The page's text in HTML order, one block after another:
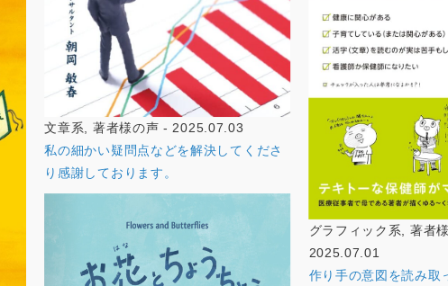
文章系, 著者様の声 - 2025.07.03
私の細かい疑問点などを解決してくださ
り感謝しております。
グラフィック系, 著者
2025.07.01
作り手の意図を読み取